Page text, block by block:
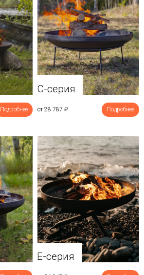
Подробнее
C-серия
от 28 787 ₽ Подробнее
E-серия